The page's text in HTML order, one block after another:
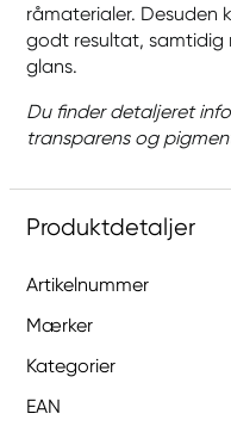
råmaterialer. Desuden
godt resultat, samtidig
glans.
Du finder detaljeret
transparens og
Produktdetaljer
Artikelnummer
Mærker
Kategorier
EAN